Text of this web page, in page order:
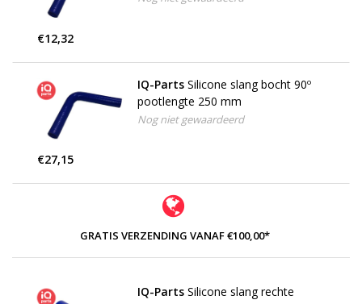
€12,32
IQ-Parts Silicone slang bocht 90º
pootlengte 250 mm
Nog niet gewaardeerd
€27,15
GRATIS VERZENDING VANAF €100,00*
IQ-Parts Silicone slang rechte